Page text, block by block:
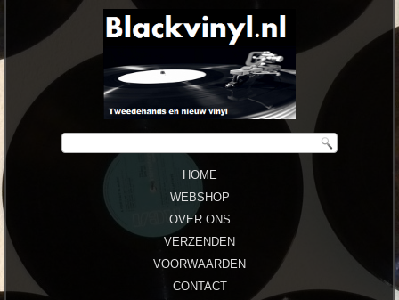
HOME
WEBSHOP
OVER ONS
VERZENDEN
VOORWAARDEN
CONTACT